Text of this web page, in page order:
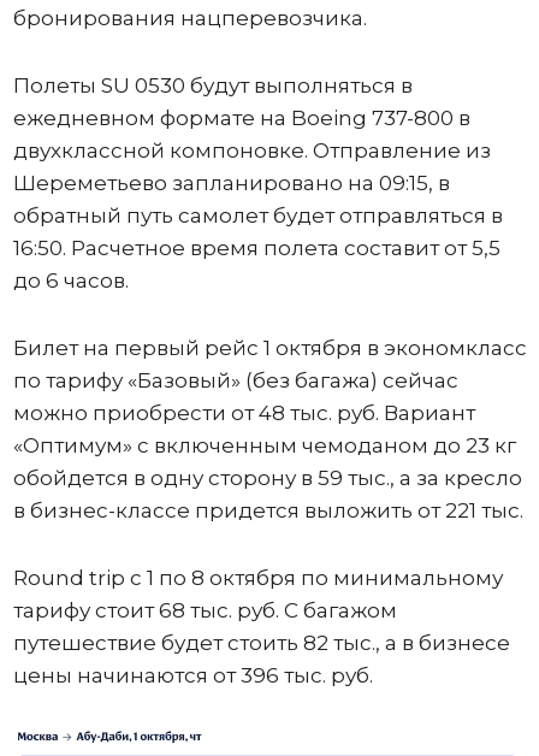
бронирования нацперевозчика.
Полеты SU 0530 будут выполняться в
ежедневном формате на Boeing 737-800 в
двухклассной компоновке. Отправление из
Шереметьево запланировано на 09:15, в
обратный путь самолет будет отправляться в
16:50. Расчетное время полета составит от 5,5
до 6 часов.
Билет на первый рейс 1 октября в экономкласс
по тарифу «Базовый» (без багажа) сейчас
можно приобрести от 48 тыс. руб. Вариант
«Оптимум» с включенным чемоданом до 23 кг
обойдется в одну сторону в 59 тыс., а за кресло
в бизнес-классе придется выложить от 221 тыс.
Round trip с 1 по 8 октября по минимальному
тарифу стоит 68 тыс. руб. С багажом
путешествие будет стоить 82 тыс., а в бизнесе
цены начинаются от 396 тыс. руб.